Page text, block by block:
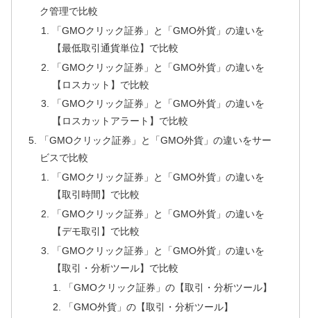
ク管理で比較
「GMOクリック証券」と「GMO外貨」の違いを
【最低取引通貨単位】で比較
「GMOクリック証券」と「GMO外貨」の違いを
【ロスカット】で比較
「GMOクリック証券」と「GMO外貨」の違いを
【ロスカットアラート】で比較
「GMOクリック証券」と「GMO外貨」の違いをサー
ビスで比較
「GMOクリック証券」と「GMO外貨」の違いを
【取引時間】で比較
「GMOクリック証券」と「GMO外貨」の違いを
【デモ取引】で比較
「GMOクリック証券」と「GMO外貨」の違いを
【取引・分析ツール】で比較
「GMOクリック証券」の【取引・分析ツール】
「GMO外貨」の【取引・分析ツール】